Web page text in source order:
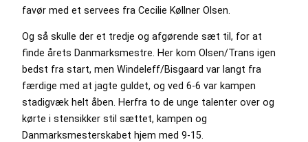
favør med et servees fra Cecilie Køllner Olsen.
Og så skulle der et tredje og afgørende sæt til, for at
finde årets Danmarksmestre. Her kom Olsen/Trans igen
bedst fra start, men Windeleff/Bisgaard var langt fra
færdige med at jagte guldet, og ved 6-6 var kampen
stadigvæk helt åben. Herfra to de unge talenter over og
kørte i stensikker stil sættet, kampen og
Danmarksmesterskabet hjem med 9-15.